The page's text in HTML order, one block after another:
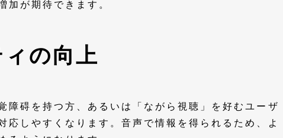
加が期待できます。
の向上
障碍を持つ方、あるいは「ながら視聴」を好むユーザ
応しやすくなります。音声で情報を得られるため、よ